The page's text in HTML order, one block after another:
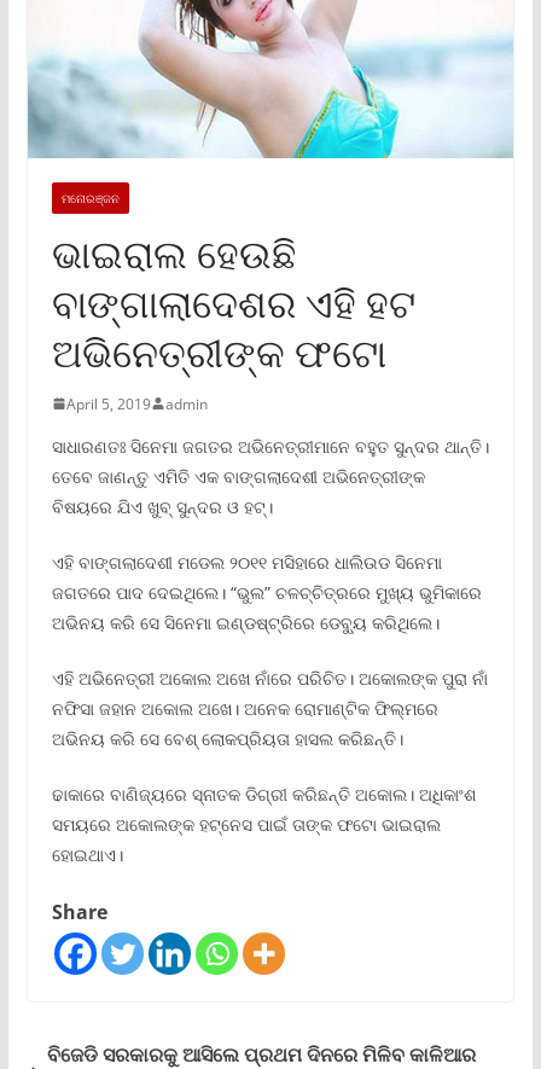
ମନୋରଞ୍ଜନ
ଭାଇରାଲ ହେଉଛି
ବାଙ୍ଗାଲାଦେଶର ଏହି ହଟ
ଅଭିନେତ୍ରୀଙ୍କ ଫଟୋ
April 5, 2019 admin
ସାଧାରଣତଃ ସିନେମା ଜଗତର ଅଭିନେତ୍ରୀମାନେ ବହୁତ ସୁନ୍ଦର ଥାନ୍ତି।
ତେବେ ଜାଣନ୍ତୁ ଏମିତି ଏକ ବାଙ୍ଗଲାଦେଶୀ ଅଭିନେତ୍ରୀଙ୍କ
ବିଷୟରେ ଯିଏ ଖୁବ୍ ସୁନ୍ଦର ଓ ହଟ୍।
ଏହି ବାଙ୍ଗଲାଦେଶୀ ମଡେଲ ୨୦୧୧ ମସିହାରେ ଧାଲିଉଡ ସିନେମା
ଜଗତରେ ପାଦ ଦେଇଥିଲେ। “ଭୁଲ” ଚଳଚ୍ଚିତ୍ରରେ ମୁଖ୍ୟ ଭୁମିକାରେ
ଅଭିନୟ କରି ସେ ସିନେମା ଇଣ୍ଡଷ୍ଟ୍ରିରେ ଡେବ୍ୟୁ କରିଥିଲେ।
ଏହି ଅଭିନେତ୍ରୀ ଅକୋଲ ଅଖେ ନାଁରେ ପରିଚିତ। ଅକୋଲଙ୍କ ପୁରା ନାଁ
ନଫିସା ଜହାନ ଅକୋଲ ଅଖେ। ଅନେକ ରୋମାଣ୍ଟିକ ଫିଲ୍ମରେ
ଅଭିନୟ କରି ସେ ବେଶ୍ ଲୋକପ୍ରିୟତା ହାସଲ କରିଛନ୍ତି।
ଢାକାରେ ବାଣିଜ୍ୟରେ ସ୍ନାତକ ଡିଗ୍ରୀ କରିଛନ୍ତି ଅକୋଲ। ଅଧିକାଂଶ
ସମୟରେ ଅକୋଲଙ୍କ ହଟ୍ନେସ ପାଇଁ ତାଙ୍କ ଫଟୋ ଭାଇରାଲ
ହୋଇଥାଏ।
Share
ବିଜେଡି ସରକାରକୁ ଆସିଲେ ପ୍ରଥମ ଦିନରେ ମିଳିବ କାଳିଆର